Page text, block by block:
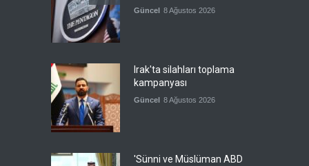
Güncel 8 Ağustos 2026
Irak'ta silahları toplama
kampanyası
Güncel 8 Ağustos 2026
'Sünni ve Müslüman ABD